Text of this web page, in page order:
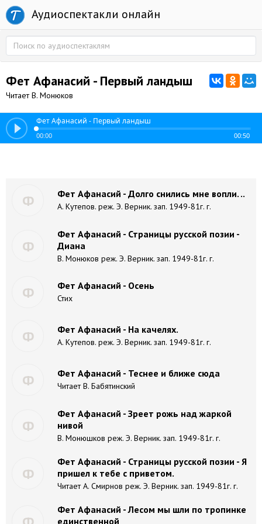
Аудиоспектакли онлайн
Фет Афанасий - Первый ландыш
Читает В. Монюков
Фет Афанасий - Первый ландыш
00:00 00:50
Ф Фет Афанасий - Долго снились мне вопли. ..
А. Кутепов. реж. Э. Верник. зап. 1949-81г. г.
Ф
Фет Афанасий - Страницы русской позии -
Диана
В. Монюков реж. Э. Верник. зап. 1949-81г. г.
Ф Фет Афанасий - Осень
Стих
Ф Фет Афанасий - На качелях.
А. Кутепов. реж. Э. Верник. зап. 1949-81г. г.
Ф Фет Афанасий - Теснее и ближе сюда
Читает В. Бабятинский
Ф
Фет Афанасий - Зреет рожь над жаркой
нивой
В. Монюшков реж. Э. Верник. зап. 1949-81г. г.
Ф
Фет Афанасий - Страницы русской позии - Я
пришел к тебе с приветом.
Читает А. Смирнов реж. Э. Верник. зап. 1949-81г. г.
Фет Афанасий - Лесом мы шли по тропинке
единственной